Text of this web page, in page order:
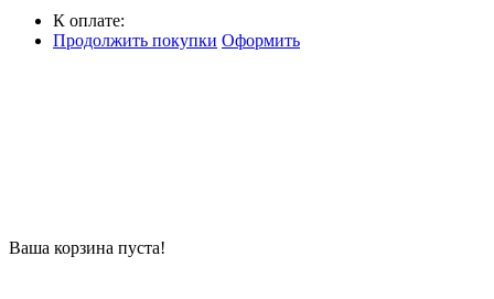
К оплате:
Продолжить покупки Оформить
Ваша корзина пуста!